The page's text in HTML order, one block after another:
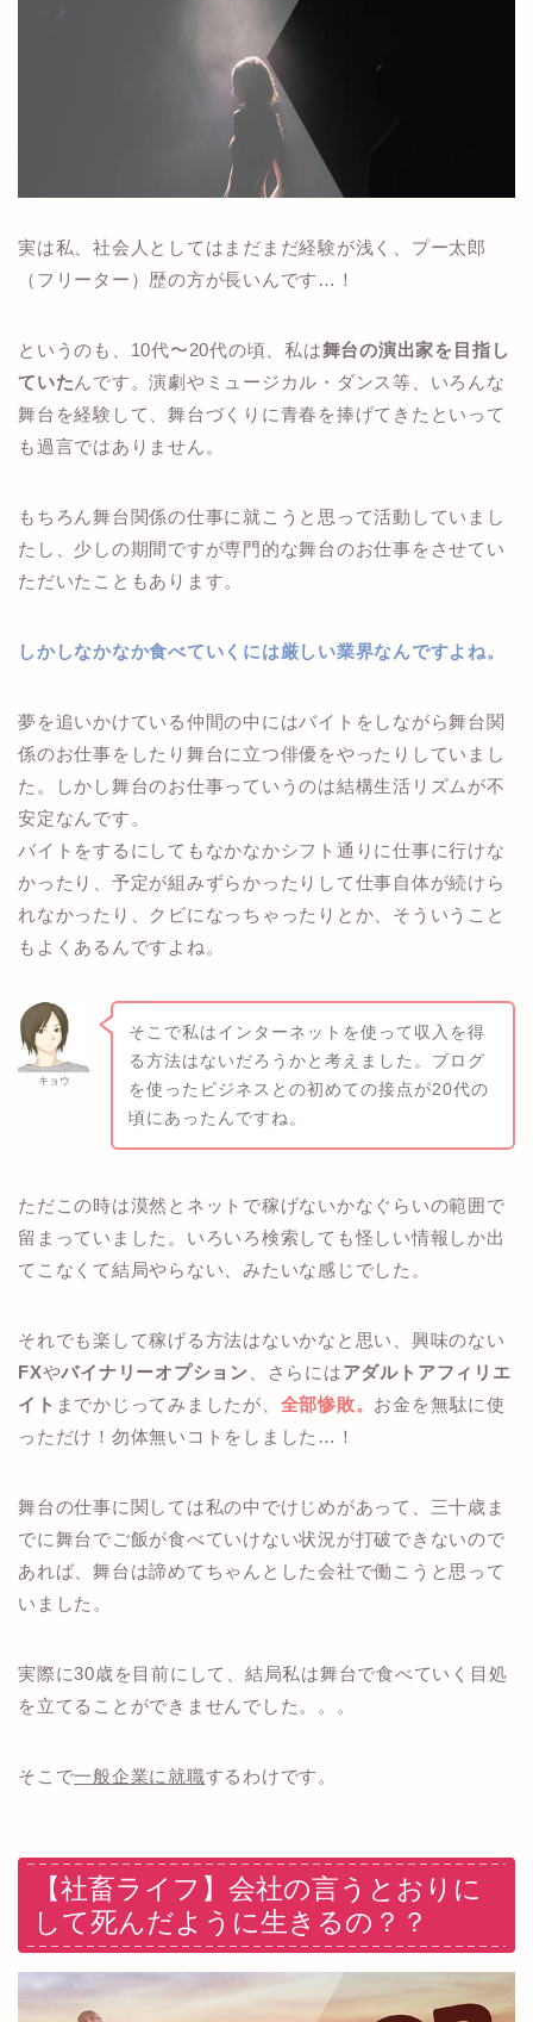
実は私、社会人としてはまだまだ経験が浅く、プー太郎
（フリーター）歴の方が長いんです…！
というのも、10代〜20代の頃、私は舞台の演出家を目指し
ていたんです。演劇やミュージカル・ダンス等、いろんな
舞台を経験して、舞台づくりに青春を捧げてきたといって
も過言ではありません。
もちろん舞台関係の仕事に就こうと思って活動していまし
たし、少しの期間ですが専門的な舞台のお仕事をさせてい
ただいたこともあります。
しかしなかなか食べていくには厳しい業界なんですよね。
夢を追いかけている仲間の中にはバイトをしながら舞台関
係のお仕事をしたり舞台に立つ俳優をやったりしていまし
た。しかし舞台のお仕事っていうのは結構生活リズムが不
安定なんです。
バイトをするにしてもなかなかシフト通りに仕事に行けな
かったり、予定が組みずらかったりして仕事自体が続けら
れなかったり、クビになっちゃったりとか、そういうこと
もよくあるんですよね。
キョウ
そこで私はインターネットを使って収入を得
る方法はないだろうかと考えました。ブログ
を使ったビジネスとの初めての接点が20代の
頃にあったんですね。
ただこの時は漠然とネットで稼げないかなぐらいの範囲で
留まっていました。いろいろ検索しても怪しい情報しか出
てこなくて結局やらない、みたいな感じでした。
それでも楽して稼げる方法はないかなと思い、興味のない
FXやバイナリーオプション 、さらにはアダルトアフィリエ
イト までかじってみましたが、 全部惨敗。 お金を無駄に使
っただけ！勿体無いコトをしました…！
舞台の仕事に関しては私の中でけじめがあって、三十歳ま
でに舞台でご飯が食べていけない状況が打破できないので
あれば、舞台は諦めてちゃんとした会社で働こうと思って
いました。
実際に30歳を目前にして、結局私は舞台で食べていく目処
を立てることができませんでした。。。
そこで一般企業に就職するわけです。
【社畜ライフ】会社の言うとおりに
して死んだように生きるの？？